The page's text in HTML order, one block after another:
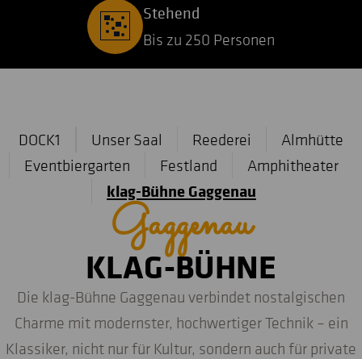
Stehend
Bis zu 250 Personen
DOCK1 Unser Saal Reederei
Almhütte
Eventbiergarten
Festland Amphitheater
klag-Bühne Gaggenau
Gaggenau
KLAG-BÜHNE
Die klag-Bühne Gaggenau verbindet nostalgischen
Charme mit modernster, hochwertiger Technik – ein
Klassiker, nicht nur für Kultur, sondern auch für private